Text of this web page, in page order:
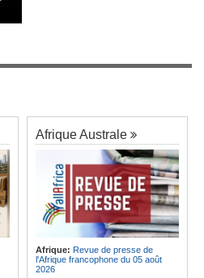
Afrique Australe
Afrique: Revue de presse de
l'Afrique francophone du 05 août
2026